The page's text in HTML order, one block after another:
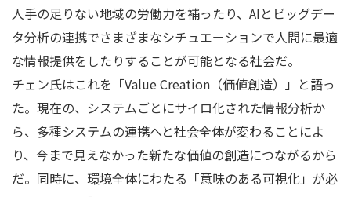
人手の足りない地域の労働力を補ったり、AIとビッグデー
タ分析の連携でさまざまなシチュエーションで人間に最適
な情報提供をしたりすることが可能となる社会だ。
チェン氏はこれを「Value Creation（価値創造）」と語っ
た。現在の、システムごとにサイロ化された情報分析か
ら、多種システムの連携へと社会全体が変わることによ
り、今まで見えなかった新たな価値の創造につながるから
だ。同時に、環境全体にわたる「意味のある可視化」が必